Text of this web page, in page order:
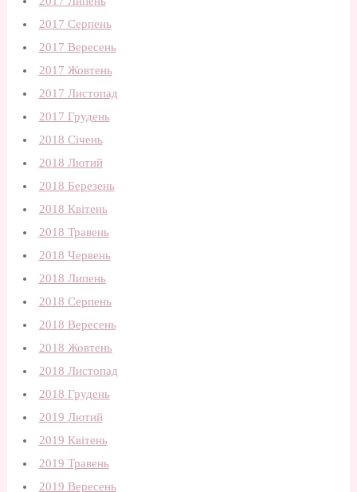
2017 Серпень
2017 Вересень
2017 Жовтень
2017 Листопад
2017 Грудень
2018 Січень
2018 Лютий
2018 Березень
2018 Квітень
2018 Травень
2018 Червень
2018 Липень
2018 Серпень
2018 Вересень
2018 Жовтень
2018 Листопад
2018 Грудень
2019 Лютий
2019 Квітень
2019 Травень
2019 Вересень